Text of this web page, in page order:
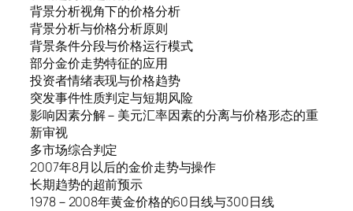
背景分析视角下的价格分析
背景分析与价格分析原则
背景条件分段与价格运行模式
部分金价走势特征的应用
投资者情绪表现与价格趋势
突发事件性质判定与短期风险
影响因素分解－美元汇率因素的分离与价格形态的重
新审视
多市场综合判定
2007年8月以后的金价走势与操作
长期趋势的超前预示
1978－2008年黄金价格的60日线与300日线